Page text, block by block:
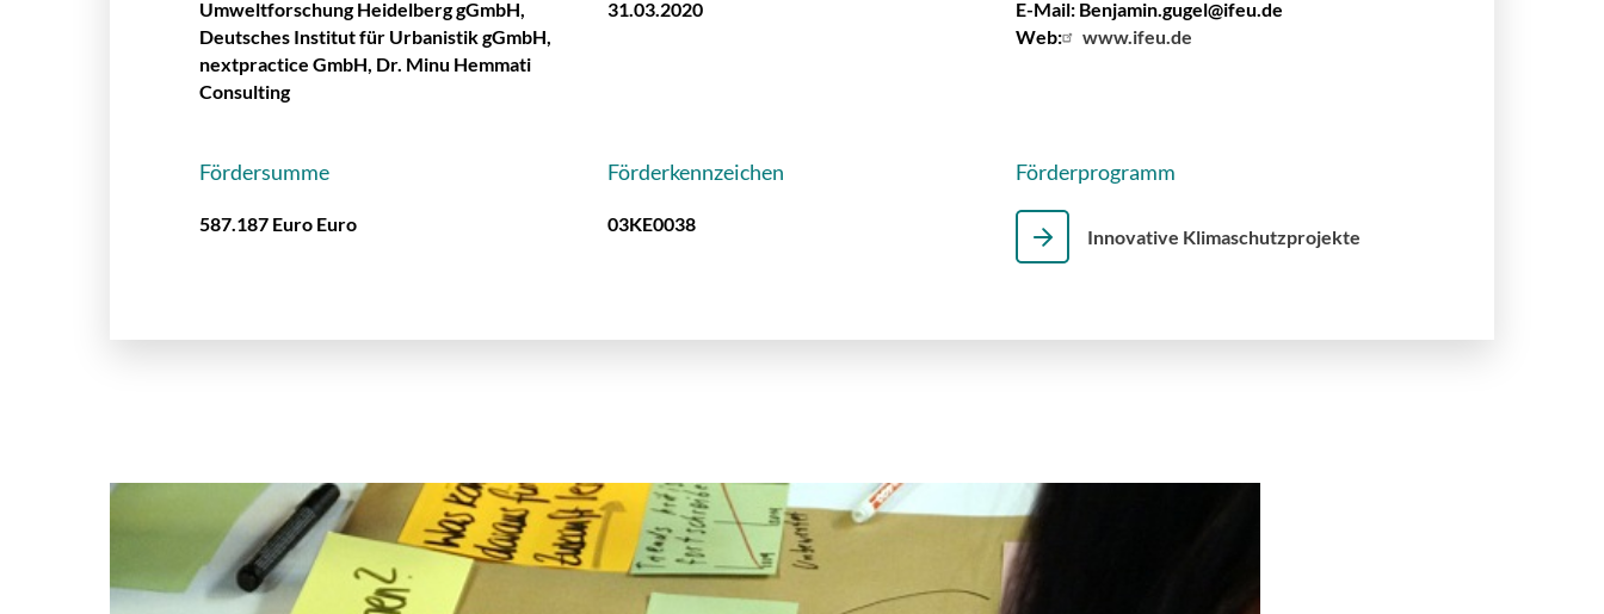
Umweltforschung Heidelberg gGmbH,
Deutsches Institut für Urbanistik gGmbH,
nextpractice GmbH, Dr. Minu Hemmati
Consulting
31.03.2020
E-Mail: Benjamin.gugel@ifeu.de
Web:
www.ifeu.de
Fördersumme
587.187 Euro Euro
Förderkennzeichen
03KE0038
Förderprogramm
Innovative Klimaschutzprojekte